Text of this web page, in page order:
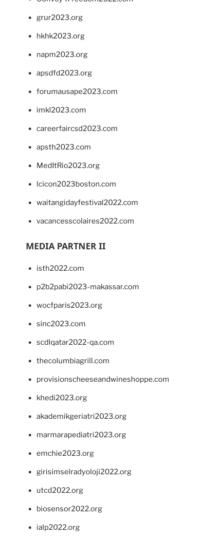
grur2023.org
hkhk2023.org
napm2023.org
apsdfd2023.org
forumausape2023.com
imkl2023.com
careerfaircsd2023.com
apsth2023.com
MedItRio2023.org
lcicon2023boston.com
waitangidayfestival2022.com
vacancesscolaires2022.com
MEDIA PARTNER II
isth2022.com
p2b2pabi2023-makassar.com
wocfparis2023.org
sinc2023.com
scdlqatar2022-qa.com
thecolumbiagrill.com
provisionscheeseandwineshoppe.com
khedi2023.org
akademikgeriatri2023.org
marmarapediatri2023.org
emchie2023.org
girisimselradyoloji2022.org
utcd2022.org
biosensor2022.org
ialp2022.org